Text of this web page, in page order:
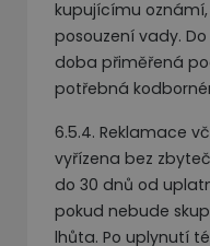
kupujícímu
posouzení vady.
doba přiměřená
potřebná
6.5.4. Reklamace
vyřízena bez
do 30 dnů od
pokud nebude
lhůta. Po uplynutí